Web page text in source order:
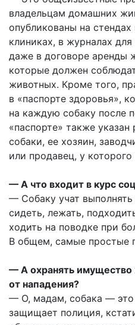
владельцам домашних
опубликованы на
клиниках, в журналах
даже в договоре аренды
которые должен
животных. Кроме того,
в «паспорте здоровья»,
на каждую собаку после
«паспорте» также
собаки, ее хозяин,
или продавец, у которого
— А что входит в курс
— Собаку учат
сидеть, лежать,
ходить на поводке при
В общем, самые простые
— А охранять имущество
от нападения?
— О, мадам, собака —
защищает полиция,